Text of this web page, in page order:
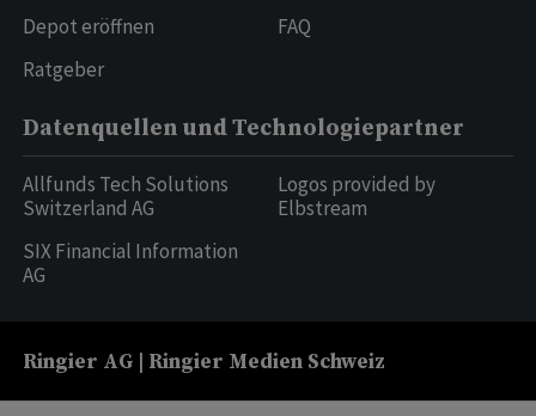
Depot eröffnen
Ratgeber
FAQ
Datenquellen und Technologiepartner
Allfunds Tech Solutions
Switzerland AG
SIX Financial Information
AG
Logos provided by
Elbstream
Ringier AG | Ringier Medien Schweiz
16weitere Publikationen